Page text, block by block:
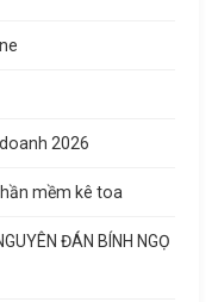
2026
mềm kê toa
ĐÁN BÍNH NGỌ